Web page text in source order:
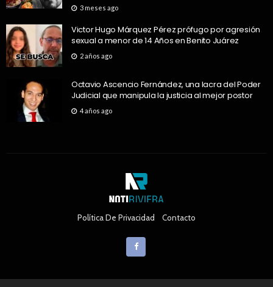
3 meses ago
Victor Hugo Márquez Pérez prófugo por agresión
sexual a menor de 14 Años en Benito Juárez
2 años ago
Octavio Ascencio Fernández, una lacra del Poder
Judicial que manipula la justicia al mejor postor
4 años ago
Política De Privacidad Contacto